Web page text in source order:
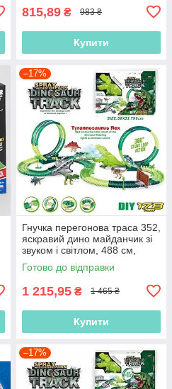
815,89 ₴ 983 ₴
Купити
–17%
Гнучка перегонова траса 352,
яскравий дино майданчик зі
звуком і світлом, 488 см,
трампліни та петля, 178
елементів
Готово до відправки
1 215,95 ₴ 1 465 ₴
Купити
–17%